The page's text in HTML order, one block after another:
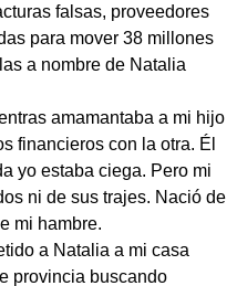
falsas, proveedores
para mover 38 millones
a nombre de Natalia
amamantaba a mi hijo
financieros con la otra. Él
yo estaba ciega. Pero mi
ni de sus trajes. Nació de
mi hambre.
a Natalia a mi casa
provincia buscando